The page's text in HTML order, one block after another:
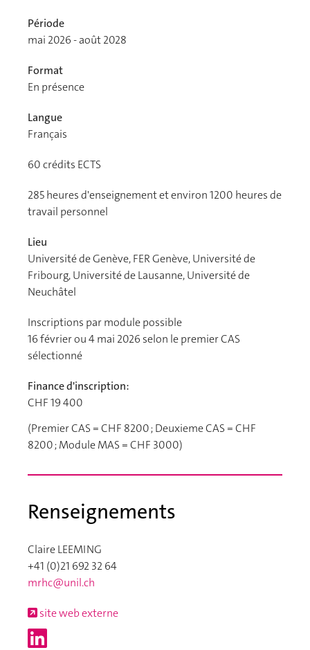
Période
mai 2026 - août 2028
Format
En présence
Langue
Français
60crédits ECTS
285 heures d'enseignement et environ 1200 heures de
travail personnel
Lieu
Université de Genève, FER Genève, Université de
Fribourg, Université de Lausanne, Université de
Neuchâtel
Inscriptions par module possible
16 février ou 4 mai 2026 selon le premier CAS
sélectionné
Finance d'inscription:
CHF 19 400
(Premier CAS = CHF 8200 ; Deuxieme CAS = CHF
8200 ; Module MAS = CHF 3000)
Renseignements
Claire LEEMING
+41 (0)21 692 32 64
mrhc@unil.ch
site web externe